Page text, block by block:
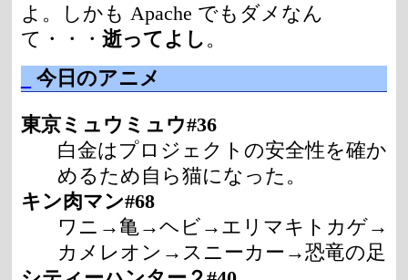
よ。しかも Apache でもダメなん
て・・・ 逝ってよし 。
今日のアニメ
東京ミュウミュウ#36
白金はプロジェクトの安全性を確か
めるため自ら猫になった。
キン肉マン#68
ワニ→亀→ヘビ→エリマキトカゲ→
カメレオン→スニーカー→恐竜の足